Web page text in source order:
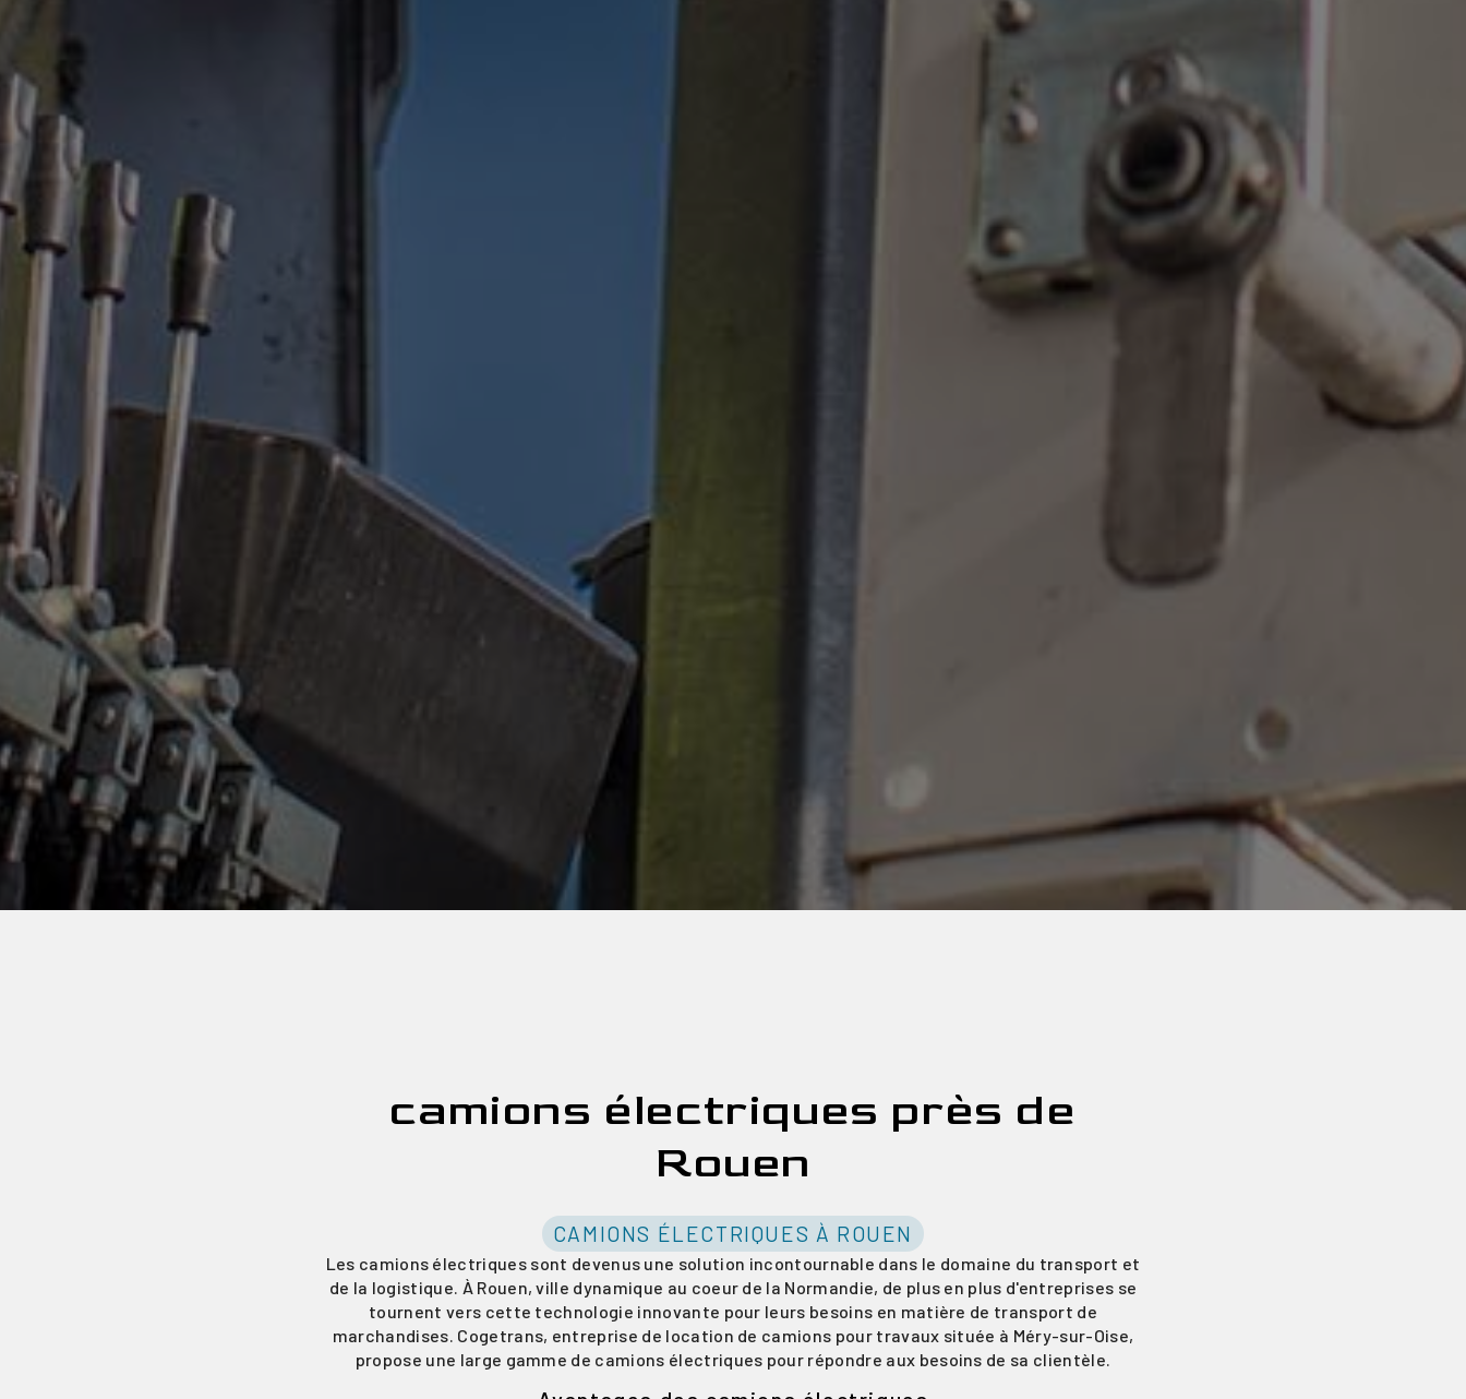
camions électriques près de
Rouen
CAMIONS ÉLECTRIQUES À ROUEN
Les camions électriques sont devenus une solution incontournable dans le domaine du transport et
de la logistique. À Rouen, ville dynamique au coeur de la Normandie, de plus en plus d'entreprises se
tournent vers cette technologie innovante pour leurs besoins en matière de transport de
marchandises. Cogetrans, entreprise de location de camions pour travaux située à Méry-sur-Oise,
propose une large gamme de camions électriques pour répondre aux besoins de sa clientèle.